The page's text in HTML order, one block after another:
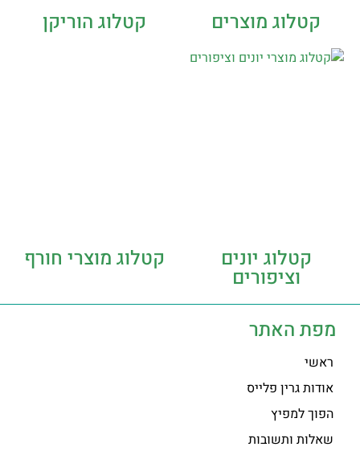
קטלוג מוצרים קטלוג הוריקן
קטלוג יונים
וציפורים
קטלוג מוצרי חורף
מפת האתר
ראשי
אודות גרין פלייס
הפוך למפיץ
שאלות ותשובות